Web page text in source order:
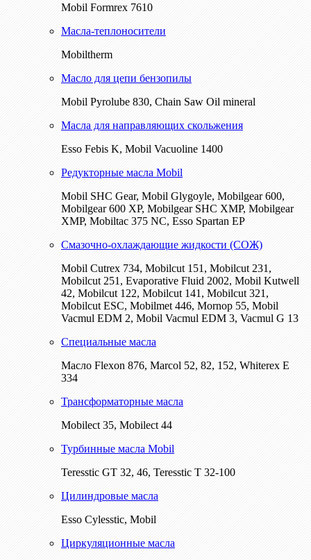
Mobil Formrex 7610
Масла-теплоносители
Mobiltherm
Масло для цепи бензопилы
Mobil Pyrolube 830, Chain Saw Oil mineral
Масла для направляющих скольжения
Esso Febis K, Mobil Vacuoline 1400
Редукторные масла Mobil
Mobil SHC Gear, Mobil Glygoyle, Mobilgear 600,
Mobilgear 600 XP, Mobilgear SHC XMP, Mobilgear
XМP, Mobiltac 375 NC, Esso Spartan EP
Смазочно-охлаждающие жидкости (СОЖ)
Mobil Cutrex 734, Mobilcut 151, Mobilcut 231,
Mobilcut 251, Evaporative Fluid 2002, Mobil Kutwell
42, Mobilcut 122, Mobilcut 141, Mobilcut 321,
Mobilcut ESC, Mobilmet 446, Mornop 55, Mobil
Vacmul EDM 2, Mobil Vacmul EDM 3, Vacmul G 13
Специальные масла
Масло Flexon 876, Marcol 52, 82, 152, Whiterex E
334
Трансформаторные масла
Mobilect 35, Mobilect 44
Турбинные масла Mobil
Teresstic GT 32, 46, Teresstic T 32-100
Цилиндровые масла
Esso Cylesstic, Mobil
Циркуляционные масла